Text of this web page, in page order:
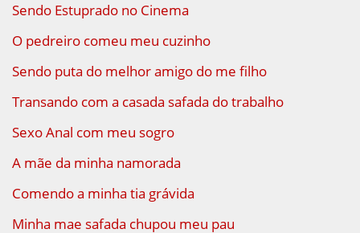
Sendo Estuprado no Cinema
O pedreiro comeu meu cuzinho
Sendo puta do melhor amigo do me filho
Transando com a casada safada do trabalho
Sexo Anal com meu sogro
A mãe da minha namorada
Comendo a minha tia grávida
Minha mae safada chupou meu pau